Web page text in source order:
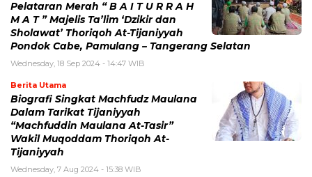
Pelataran Merah “ B A I T U R R A H
M A T ” Majelis Ta’lim ‘Dzikir dan
Sholawat’ Thoriqoh At-Tijaniyyah
Pondok Cabe, Pamulang – Tangerang Selatan
Wednesday, 18 Sep 2024 - 14:47 WIB
Berita Utama
Biografi Singkat Machfudz Maulana
Dalam Tarikat Tijaniyyah
“Machfuddin Maulana At-Tasir”
Wakil Muqoddam Thoriqoh At-
Tijaniyyah
Wednesday, 7 Aug 2024 - 15:38 WIB